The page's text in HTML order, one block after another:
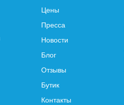
Цены
Пресса
Новости
Блог
Отзывы
Бутик
Контакты